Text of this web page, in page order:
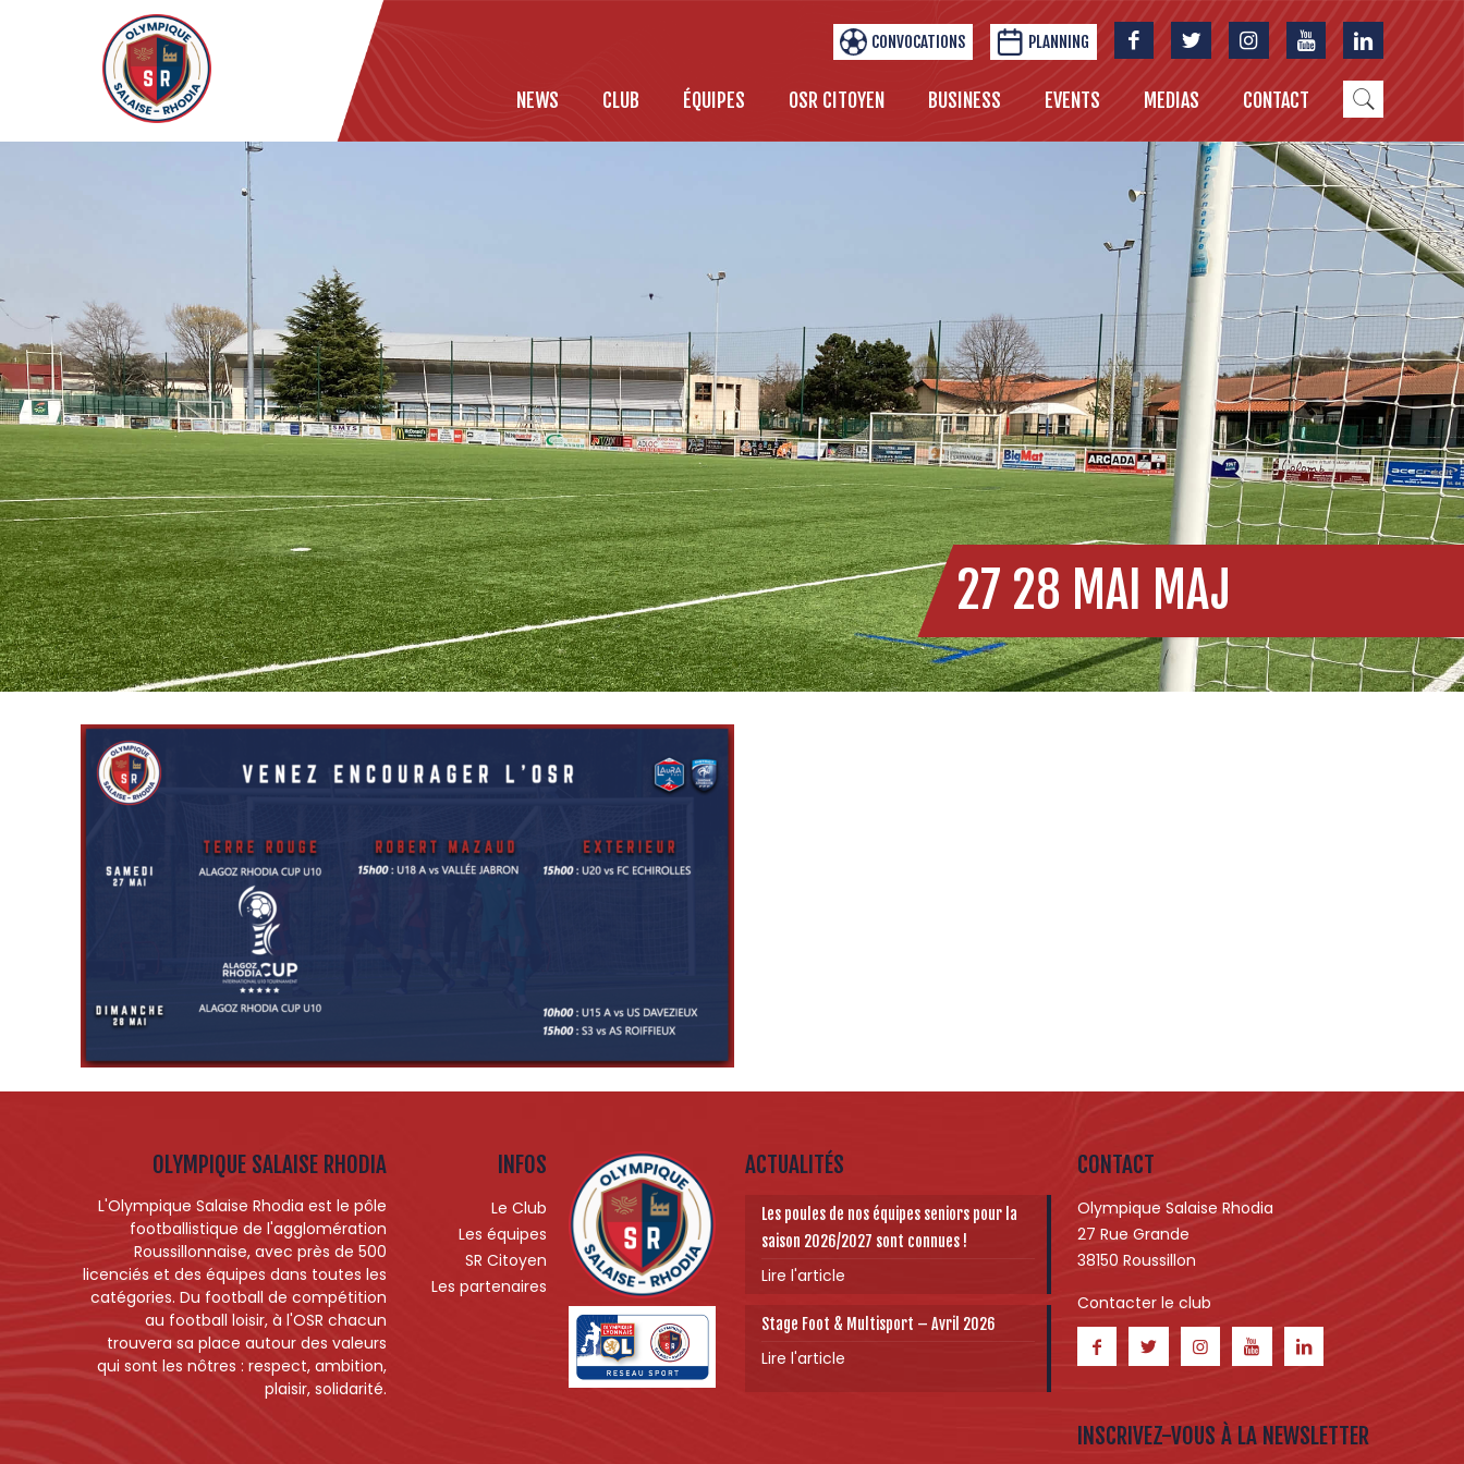
CONVOCATIONS PLANNING
NEWS CLUB ÉQUIPES OSR CITOYEN BUSINESS EVENTS MEDIAS CONTACT
27 28 MAI MAJ
OLYMPIQUE SALAISE RHODIA
L'Olympique Salaise Rhodia est le pôle
footballistique de l'agglomération
Roussillonnaise, avec près de 500
licenciés et des équipes dans toutes les
catégories. Du football de compétition
au football loisir, à l'OSR chacun
trouvera sa place autour des valeurs
qui sont les nôtres : respect, ambition,
plaisir, solidarité.
INFOS
Le Club
Les équipes
SR Citoyen
Les partenaires
ACTUALITÉS
Les poules de nos équipes seniors pour la
saison 2026/2027 sont connues !
Lire l'article
Stage Foot & Multisport – Avril 2026
Lire l'article
CONTACT
Olympique Salaise Rhodia
27 Rue Grande
38150 Roussillon
Contacter le club
INSCRIVEZ-VOUS À LA NEWSLETTER